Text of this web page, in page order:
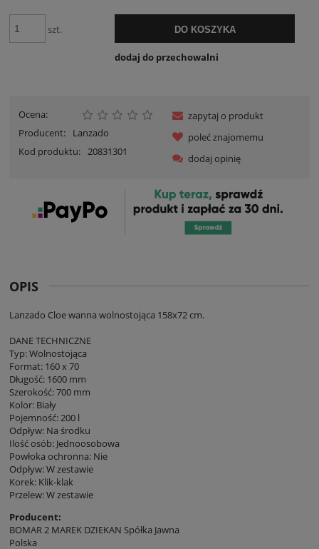
szt. DO KOSZYKA
dodaj do przechowalni
Ocena:
Producent:
Lanzado
Kod produktu: 20831301
zapytaj o produkt
poleć znajomemu
dodaj opinię
OPIS
Lanzado Cloe wanna wolnostojąca 158x72 cm.
DANE TECHNICZNE
Typ: Wolnostojąca
Format: 160 x 70
Długość: 1600 mm
Szerokość: 700 mm
Kolor: Biały
Pojemność: 200 l
Odpływ: Na środku
Ilość osób: Jednoosobowa
Powłoka ochronna: Nie
Odpływ: W zestawie
Korek: Klik-klak
Przelew: W zestawie
Producent:
BOMAR 2 MAREK DZIEKAN Spółka Jawna
Polska